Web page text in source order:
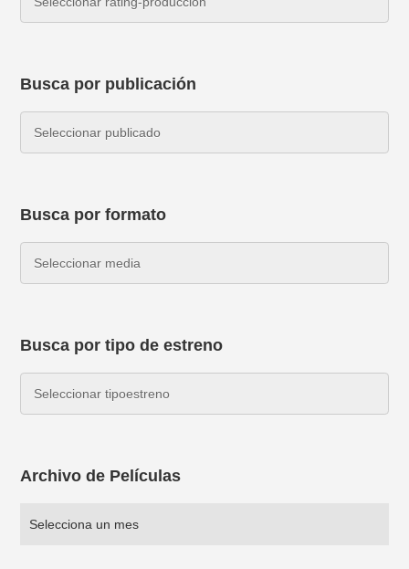
Busca por publicación
Busca por formato
Busca por tipo de estreno
Archivo de Películas